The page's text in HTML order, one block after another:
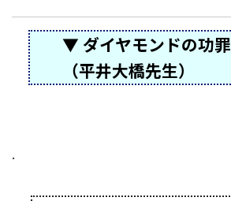
▼ ダイヤモンドの功罪
（平井大橋先生）
.